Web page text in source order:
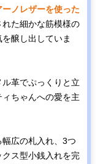
ーノレザーを使った
れた細かな筋模様の
醸し出していま
革でぷっくりと立
ちゃんへの愛を主
広の札入れ、3つ
ス型小銭入れを完